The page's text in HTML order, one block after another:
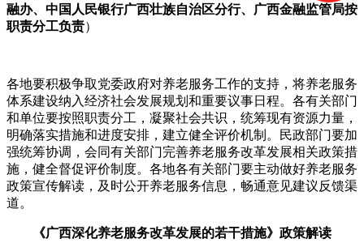
融办、中国人民银行广西壮族自治区分行、广西金融监管局按
职责分工负责）
各地要积极争取党委政府对养老服务工作的支持，将养老服务
体系建设纳入经济社会发展规划和重要议事日程。各有关部门
和单位要按照职责分工，凝聚社会共识，统筹现有资源力量，
明确落实措施和进度安排，建立健全评价机制。民政部门要加
强统筹协调，会同有关部门完善养老服务改革发展相关政策措
施，健全督促评价制度。各地各有关部门要主动做好养老服务
政策宣传解读，及时公开养老服务信息，畅通意见建议反馈渠
道。
《广西深化养老服务改革发展的若干措施》政策解读